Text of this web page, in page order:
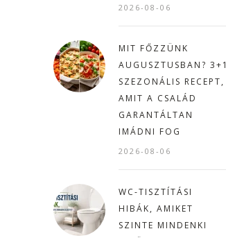
2026-08-06
MIT FŐZZÜNK
AUGUSZTUSBAN? 3+1
SZEZONÁLIS RECEPT,
AMIT A CSALÁD
GARANTÁLTAN
IMÁDNI FOG
2026-08-06
WC-TISZTÍTÁSI
HIBÁK, AMIKET
SZINTE MINDENKI